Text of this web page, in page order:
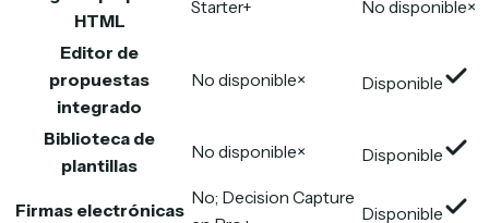
HTML
Starter+ No disponible×
Editor de
propuestas
integrado
No disponible× Disponible
Biblioteca de
plantillas
No disponible× Disponible
Firmas electrónicas
No; Decision Capture
Disponible